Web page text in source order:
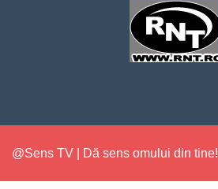
@Sens TV | Dă sens omului din tine!